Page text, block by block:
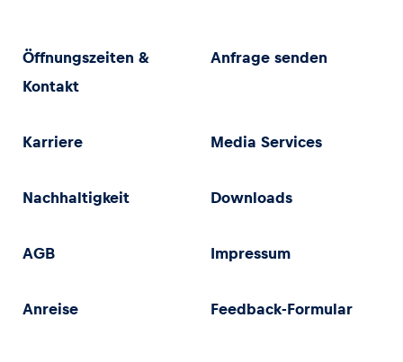
Öffnungszeiten &
Kontakt
Anfrage senden
Karriere Media Services
Nachhaltigkeit Downloads
AGB Impressum
Anreise Feedback-Formular